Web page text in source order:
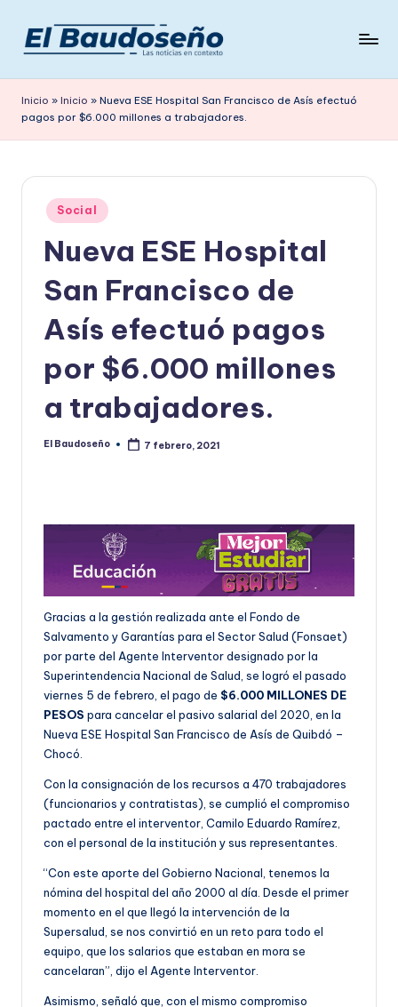
Saltar
contenido
e
ri
d
en
Inicio » Inicio » Nueva ESE Hospital San Francisco de Asís efectuó
pagos por $6.000 millones a trabajadores.
Publicado
en
Social
Nueva ESE Hospital
San Francisco de
Asís efectuó pagos
por $6.000 millones
a trabajadores.
Publicado
El Baudoseño 7 febrero, 2021
Gracias a la gestión realizada ante el Fondo de
Salvamento y Garantías para el Sector Salud (Fonsaet)
por parte del Agente Interventor designado por la
Superintendencia Nacional de Salud, se logró el pasado
viernes 5 de febrero, el pago de $6.000 MILLONES DE
PESOS para cancelar el pasivo salarial del 2020, en la
Nueva ESE Hospital San Francisco de Asís de Quibdó –
Chocó.
Con la consignación de los recursos a 470 trabajadores
(funcionarios y contratistas), se cumplió el compromiso
pactado entre el interventor, Camilo Eduardo Ramírez,
con el personal de la institución y sus representantes.
“Con este aporte del Gobierno Nacional, tenemos la
nómina del hospital del año 2000 al día. Desde el primer
momento en el que llegó la intervención de la
Supersalud, se nos convirtió en un reto para todo el
equipo, que los salarios que estaban en mora se
cancelaran”, dijo el Agente Interventor.
Asimismo, señaló que, con el mismo compromiso